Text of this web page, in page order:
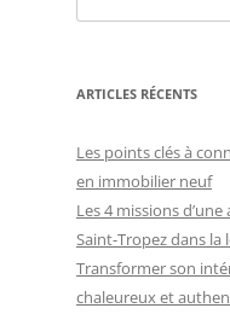
ARTICLES RÉCENTS
Les points clés à
en immobilier neuf
Les 4 missions
Saint-Tropez dans
Transformer son
chaleureux et